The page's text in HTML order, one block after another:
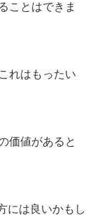
ことはできま
れはもったい
価値があると
には良いかもし